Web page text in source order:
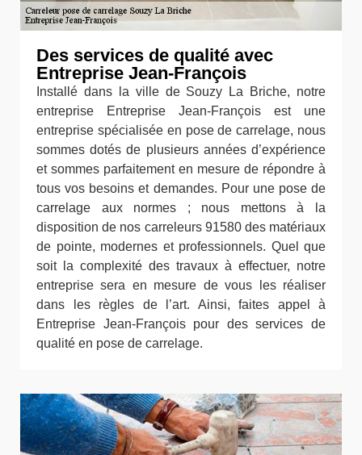
Des services de qualité avec
Entreprise Jean-François
Installé dans la ville de Souzy La Briche, notre
entreprise Entreprise Jean-François est une
entreprise spécialisée en pose de carrelage, nous
sommes dotés de plusieurs années d’expérience
et sommes parfaitement en mesure de répondre à
tous vos besoins et demandes. Pour une pose de
carrelage aux normes ; nous mettons à la
disposition de nos carreleurs 91580 des matériaux
de pointe, modernes et professionnels. Quel que
soit la complexité des travaux à effectuer, notre
entreprise sera en mesure de vous les réaliser
dans les règles de l’art. Ainsi, faites appel à
Entreprise Jean-François pour des services de
qualité en pose de carrelage.